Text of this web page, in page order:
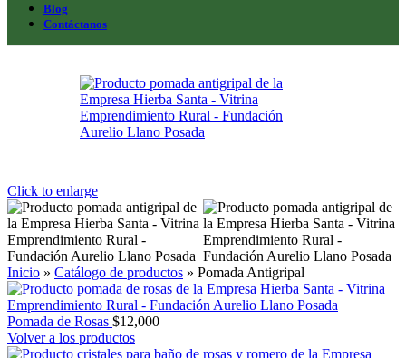
Blog
Contáctanos
Click to enlarge
Inicio » Catálogo de productos » Pomada Antigripal
Pomada de Rosas $12,000
Volver a los productos